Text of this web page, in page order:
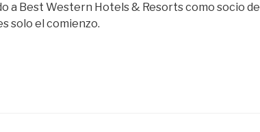
a Best Western Hotels & Resorts como socio del
solo el comienzo.